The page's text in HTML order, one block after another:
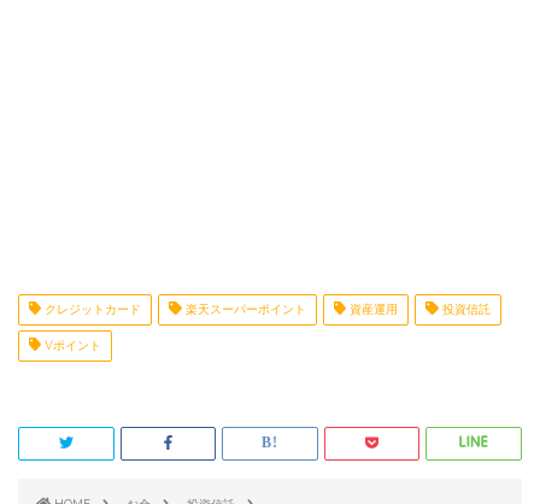
クレジットカード 楽天スーパーポイント 資産運用 投資信託
Vポイント